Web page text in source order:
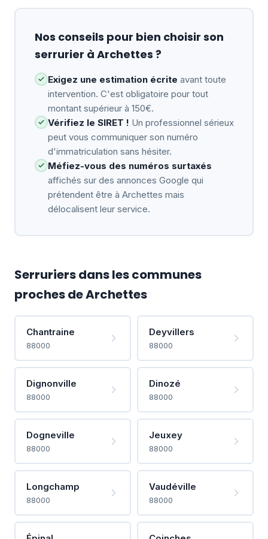
Nos conseils pour bien choisir son
serrurier à Archettes ?
Exigez une estimation écrite avant toute
intervention. C'est obligatoire pour tout
montant supérieur à 150€.
Vérifiez le SIRET ! Un professionnel sérieux
peut vous communiquer son numéro
d'immatriculation sans hésiter.
Méfiez-vous des numéros surtaxés
affichés sur des annonces Google qui
prétendent être à Archettes mais
délocalisent leur service.
Serruriers dans les communes
proches de Archettes
Chantraine
88000
Deyvillers
88000
Dignonville
88000
Dinozé
88000
Dogneville
88000
Jeuxey
88000
Longchamp
88000
Vaudéville
88000